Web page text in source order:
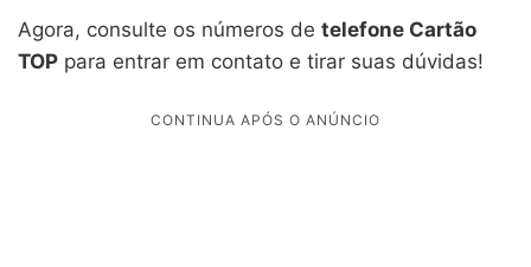
Agora, consulte os números de telefone Cartão
TOP para entrar em contato e tirar suas dúvidas!